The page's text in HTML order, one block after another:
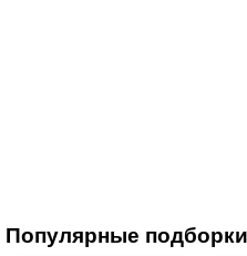
Популярные